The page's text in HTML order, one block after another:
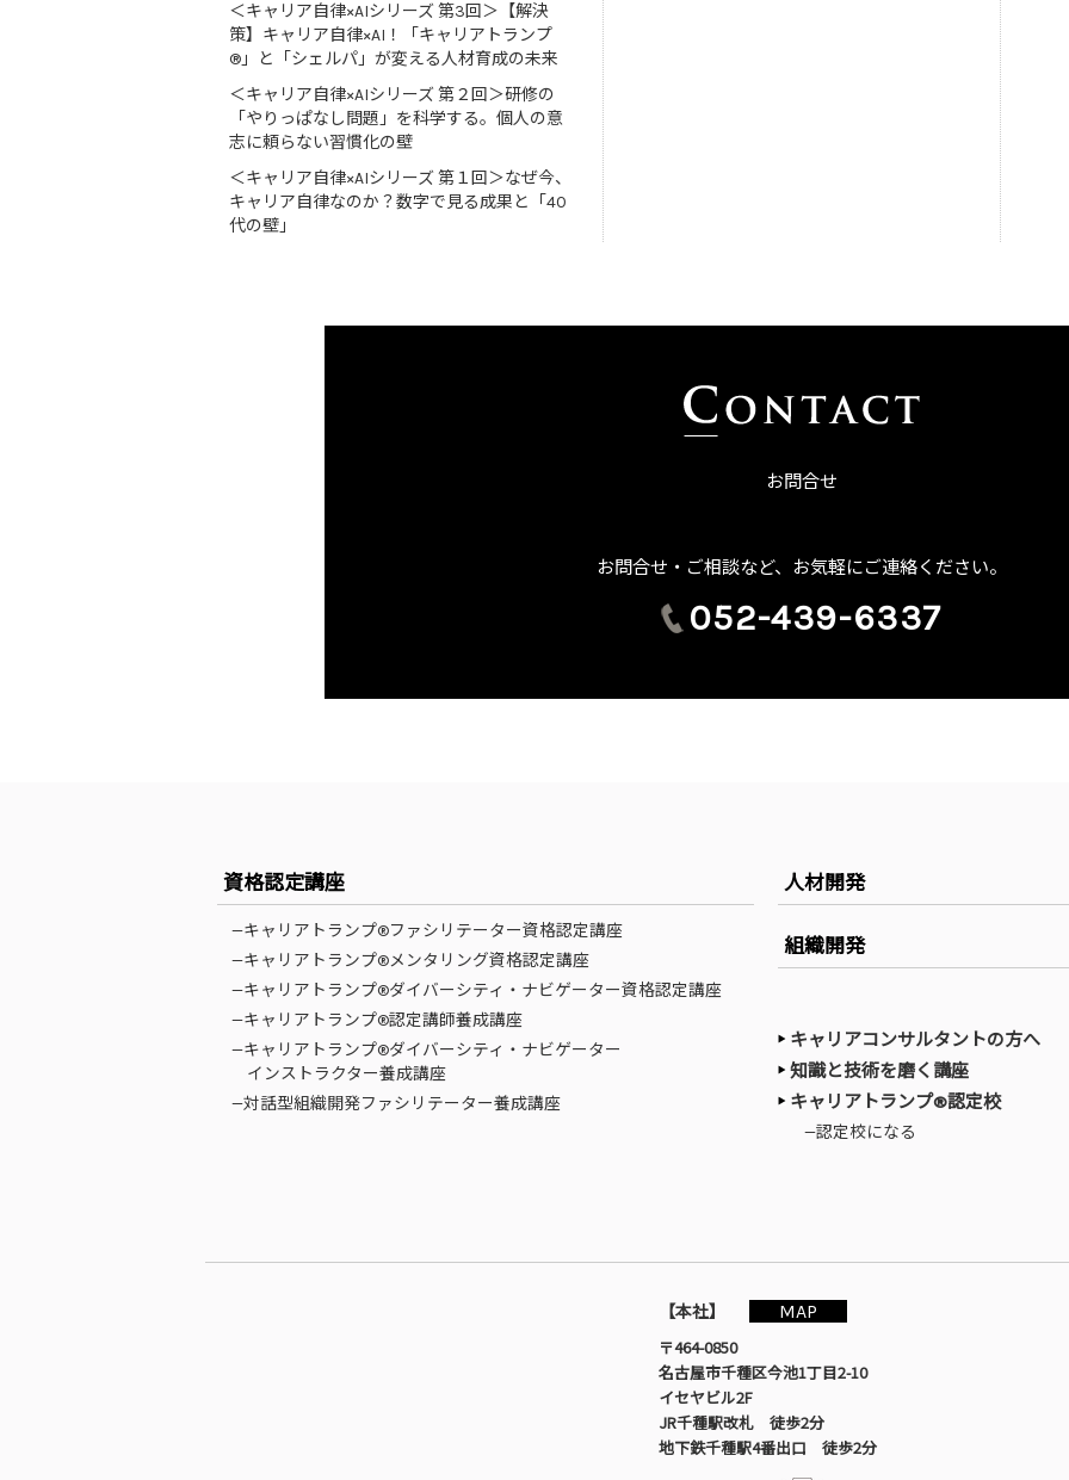
＜キャリア自律×AIシリーズ 第3回＞【解決
策】キャリア自律×AI！「キャリアトランプ
®」と「シェルパ」が変える人材育成の未来
＜キャリア自律×AIシリーズ 第２回＞研修の
「やりっぱなし問題」を科学する。個人の意
志に頼らない習慣化の壁
＜キャリア自律×AIシリーズ 第１回＞なぜ今、
キャリア自律なのか？数字で見る成果と「40
代の壁」
お問合せ
お問合せ・ご相談など、お気軽にご連絡ください。
052-439-6337
資格認定講座
—キャリアトランプ®ファシリテーター資格認定講座
—キャリアトランプ®メンタリング資格認定講座
—キャリアトランプ®ダイバーシティ・ナビゲーター資格認定講座
—キャリアトランプ®認定講師養成講座
—キャリアトランプ®ダイバーシティ・ナビゲーター
インストラクター養成講座
—対話型組織開発ファシリテーター養成講座
人材開発
組織開発
キャリアコンサルタントの方へ
知識と技術を磨く講座
キャリアトランプ®認定校
—認定校になる
【本社】
MAP
〒464-0850
名古屋市千種区今池1丁目2-10
イセヤビル2F
JR千種駅改札 徒歩2分
地下鉄千種駅4番出口 徒歩2分